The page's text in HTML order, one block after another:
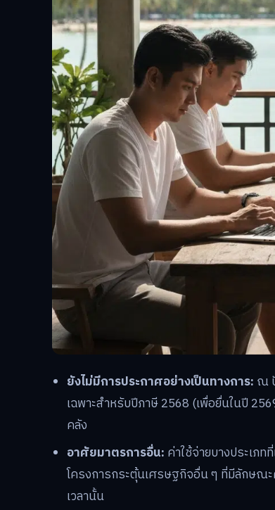
ยังไม่มีการประกาศอย่างเป็นทางการ: ณ
เฉพาะสำหรับปีภาษี 2568 (เพื่อยื่นในปี
คลัง
อาศัยมาตรการอื่น: ค่าใช้จ่ายบางประเภ
โครงการกระตุ้นเศรษฐกิจอื่น ๆ ที่มีลักษณะ
เวลานั้น